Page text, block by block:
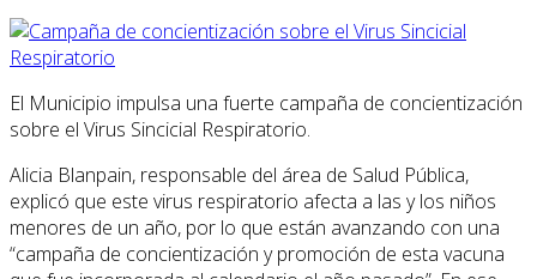
El Municipio impulsa una fuerte campaña de concientización
sobre el Virus Sincicial Respiratorio.
Alicia Blanpain, responsable del área de Salud Pública,
explicó que este virus respiratorio afecta a las y los niños
menores de un año, por lo que están avanzando con una
“campaña de concientización y promoción de esta vacuna